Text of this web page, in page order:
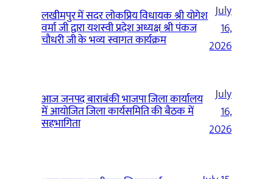
लखीमपुर में सदर लोकप्रिय विधायक श्री योगेश
वर्मा जी द्वारा यशस्वी प्रदेश अध्यक्ष श्री पंकज
चौधरी जी के भव्य स्वागत कार्यक्रम
July
16,
2026
आज जनपद बाराबंकी भाजपा जिला कार्यालय
में आयोजित जिला कार्यसमिति की बैठक में
सहभागिता
July
16,
2026